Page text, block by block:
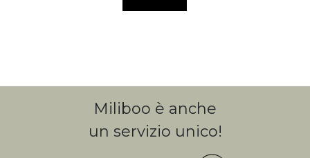
Miliboo è anche
un servizio unico!